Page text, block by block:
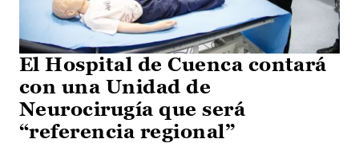
El Hospital de Cuenca contará
con una Unidad de
Neurocirugía que será
“referencia regional”